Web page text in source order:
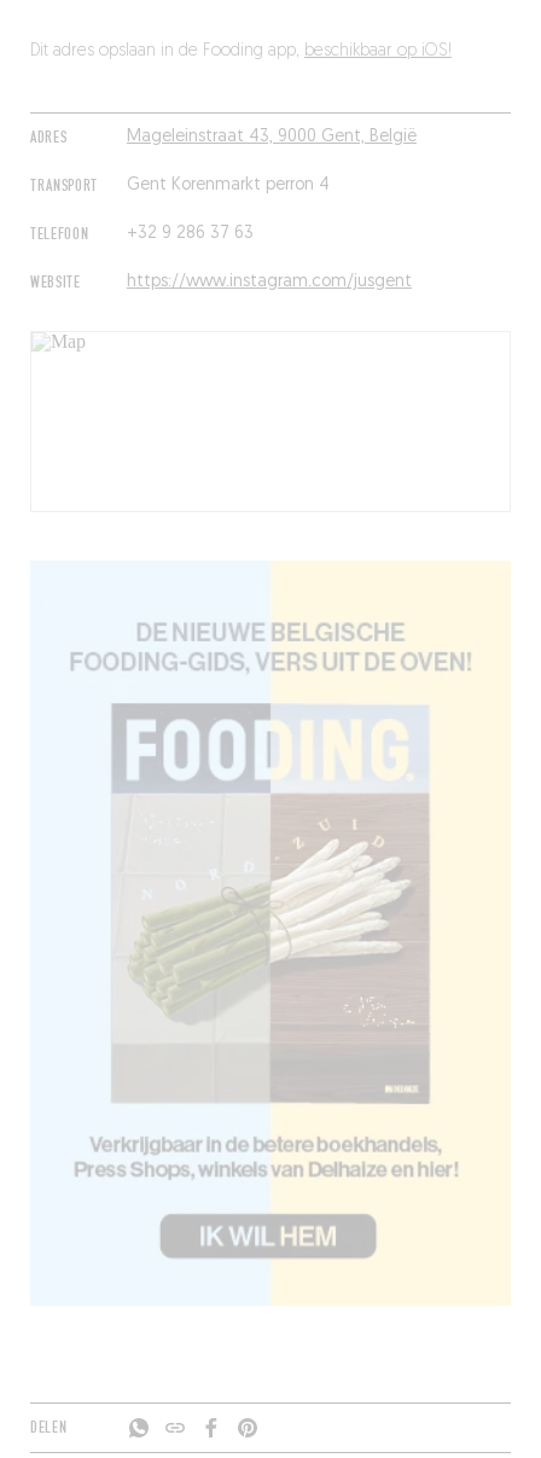
ADRES Mageleinstraat 43, 9000 Gent, België
TRANSPORT Gent Korenmarkt perron 4
TELEFOON +32 9 286 37 63
WEBSITE https://www.instagram.com/jusgent
Dit adres opslaan in de Fooding app, beschikbaar op iOS!
DELEN